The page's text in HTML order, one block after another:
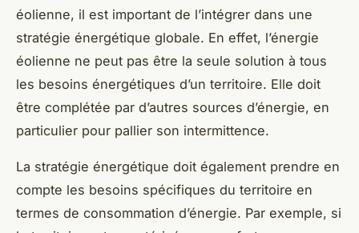
éolienne, il est important de l’intégrer dans une
stratégie énergétique globale. En effet, l’énergie
éolienne ne peut pas être la seule solution à tous
les besoins énergétiques d’un territoire. Elle doit
être complétée par d’autres sources d’énergie, en
particulier pour pallier son intermittence.
La stratégie énergétique doit également prendre en
compte les besoins spécifiques du territoire en
termes de consommation d’énergie. Par exemple, si